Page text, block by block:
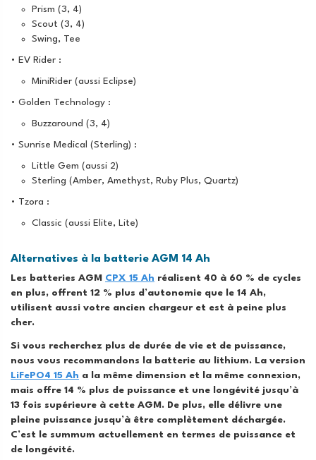
Prism (3, 4)
Scout (3, 4)
Swing, Tee
• EV Rider :
MiniRider (aussi Eclipse)
• Golden Technology :
Buzzaround (3, 4)
• Sunrise Medical (Sterling) :
Little Gem (aussi 2)
Sterling (Amber, Amethyst, Ruby Plus, Quartz)
• Tzora :
Classic (aussi Elite, Lite)
Alternatives à la batterie AGM 14 Ah
Les batteries AGM CPX 15 Ah réalisent 40 à 60 % de cycles
en plus, offrent 12 % plus d’autonomie que le 14 Ah,
utilisent aussi votre ancien chargeur et est à peine plus
cher.
Si vous recherchez plus de durée de vie et de puissance,
nous vous recommandons la batterie au lithium. La version
LiFePO4 15 Ah a la même dimension et la même connexion,
mais offre 14 % plus de puissance et une longévité jusqu’à
13 fois supérieure à cette AGM. De plus, elle délivre une
pleine puissance jusqu’à être complètement déchargée.
C’est le summum actuellement en termes de puissance et
de longévité.